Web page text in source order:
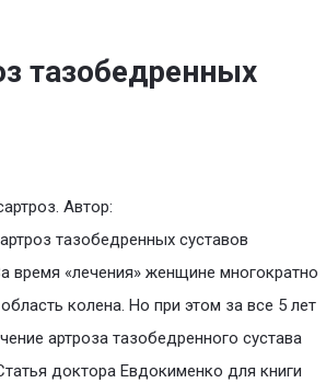
тазобедренных
Автор:
тазобедренных суставов
время «лечения» женщине многократно
колена. Но при этом за все 5 лет
артроза тазобедренного сустава
доктора Евдокименко для книги